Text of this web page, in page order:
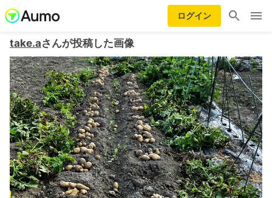
ログイン
take.aさんが投稿した画像